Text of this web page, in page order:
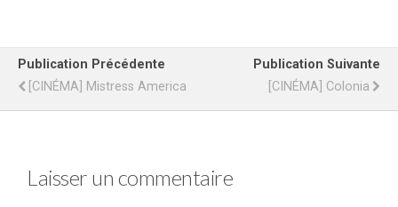
Publication Précédente
[CINÉMA] Mistress America
Publication Suivante
[CINÉMA] Colonia
Laisser un commentaire